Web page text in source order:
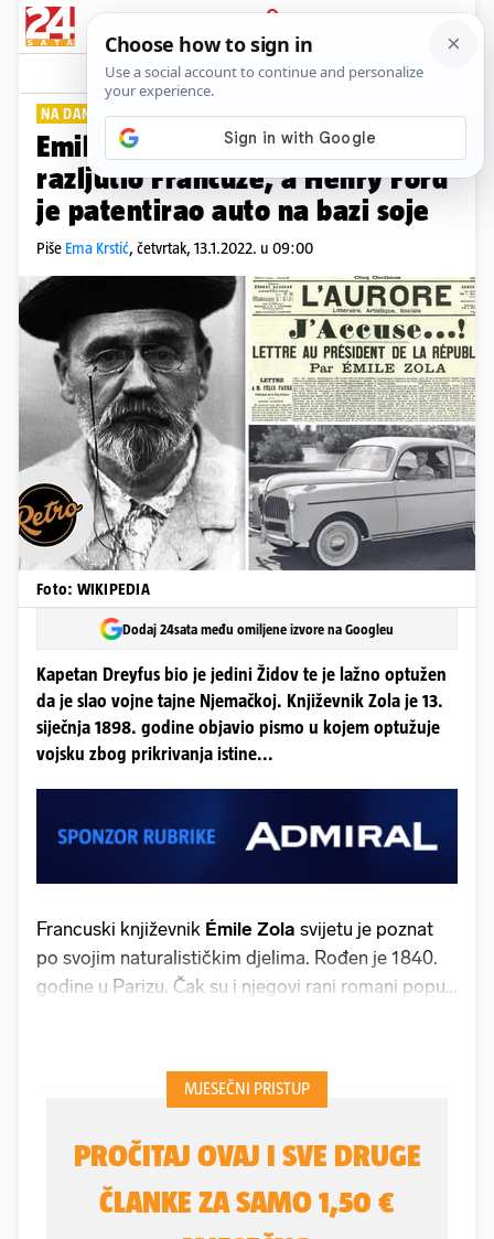
PRIJAVA
Lifestyle Komentari
NA DANAŠNJI DAN PLUS+
Emile Zola podržao Dreyfusa i
razljutio Francuze, a Henry Ford
je patentirao auto na bazi soje
Piše Ema Krstić, četvrtak, 13.1.2022. u 09:00
Foto: WIKIPEDIA
Dodaj 24sata među omiljene izvore na Googleu
Kapetan Dreyfus bio je jedini Židov te je lažno optužen
da je slao vojne tajne Njemačkoj. Književnik Zola je 13.
siječnja 1898. godine objavio pismo u kojem optužuje
vojsku zbog prikrivanja istine...
Francuski književnik Émile Zola svijetu je poznat
po svojim naturalističkim djelima. Rođen je 1840.
godine u Parizu. Čak su i njegovi rani romani poput
predstavljanje cjelokupnog društva kakvo jest,
Zola je smatrao da je ljudska priroda surova i
vanjskog svijeta.